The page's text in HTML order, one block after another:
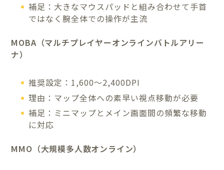
補足：大きなマウスパッドと組み合わせて手首
ではなく腕全体での操作が主流
MOBA（マルチプレイヤーオンラインバトルアリー
ナ）
推奨設定：1,600〜2,400DPI
理由：マップ全体への素早い視点移動が必要
補足：ミニマップとメイン画面間の頻繁な移動
に対応
MMO（大規模多人数オンライン）